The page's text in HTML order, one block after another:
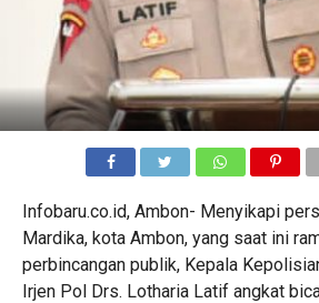
Infobaru.co.id, Ambon- Menyikapi
Mardika, kota Ambon, yang saat ini
perbincangan publik, Kepala
Irjen Pol Drs. Lotharia Latif angkat